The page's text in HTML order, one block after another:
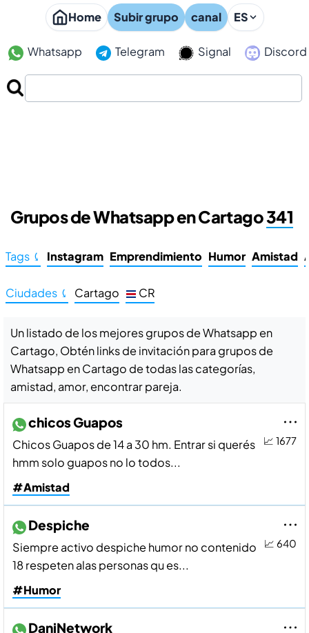
Home Subir grupo canal ES
Whatsapp Telegram Signal Discord
Grupos de Whatsapp en Cartago341
Tags ⤹ Instagram Emprendimiento Humor Amistad
Ciudades ⤹ Cartago CR
Un listado de los mejores grupos de Whatsapp en
Cartago, Obtén links de invitación para grupos de
Whatsapp en Cartago de todas las categorías,
amistad, amor, encontrar pareja.
📈 1677
chicos Guapos
Chicos Guapos de 14 a 30 hm. Entrar si querés
hmm solo guapos no lo todos...
#Amistad
📈 640
Despiche
Siempre activo despiche humor no contenido
18 respeten alas personas qu es...
#Humor
DaniNetwork